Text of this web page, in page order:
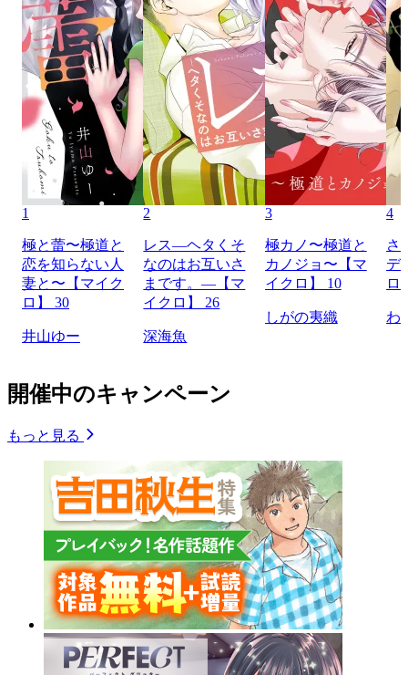
1
極と蕾〜極道と
恋を知らない人
妻と〜【マイク
ロ】 30
井山ゆー
2
レス―ヘタくそ
なのはお互いさ
まです。―【マ
イクロ】 26
深海魚
3
極カノ〜極道と
カノジョ〜【マ
イクロ】 10
しがの夷織
4
さ
デ
ロ
わ
開催中のキャンペーン
もっと見る